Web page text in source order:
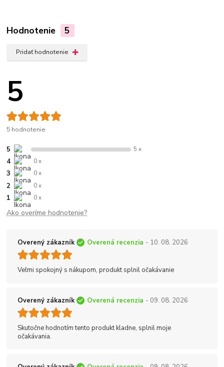
Hodnotenie 5
Pridať hodnotenie
5
5 hodnotenie
5 5 x
4 0 x
3 0 x
2 0 x
1 0 x
Ako overíme hodnotenie?
Overený zákazník Overená recenzia - 10. 08. 2026
Veľmi spokojný s nákupom, produkt splnil očakávanie
Overený zákazník Overená recenzia - 09. 08. 2026
Skutočne hodnotím tento produkt kladne, splnil moje
očakávania.